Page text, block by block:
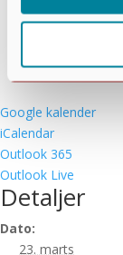
Google kalender
iCalendar
Outlook 365
Outlook Live
Detaljer
Dato:
23. marts